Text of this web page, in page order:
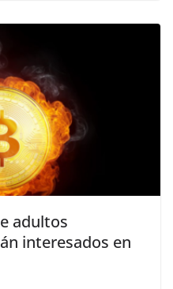
adultos
interesados en